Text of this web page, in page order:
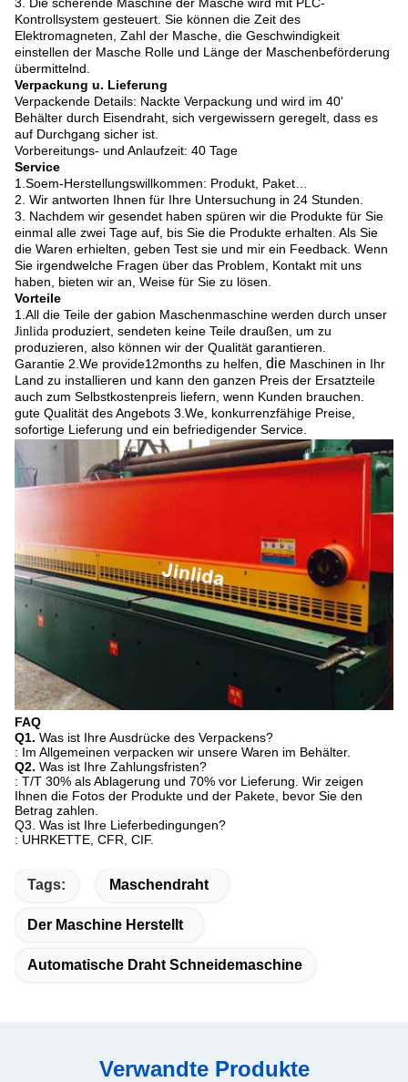
Kontrollsystem gesteuert. Sie können die Zeit des
Elektromagneten, Zahl der Masche, die Geschwindigkeit
einstellen der Masche Rolle und Länge der Maschenbeförderung
übermittelnd.
Verpackung u. Lieferung
Verpackende Details: Nackte Verpackung und wird im 40'
Behälter durch Eisendraht, sich vergewissern geregelt, dass es
auf Durchgang sicher ist.
Vorbereitungs- und Anlaufzeit: 40 Tage
Service
1. Soem-Herstellungswillkommen: Produkt, Paket…
2. Wir antworten Ihnen für Ihre Untersuchung in 24 Stunden.
3. Nachdem wir gesendet haben spüren wir die Produkte für Sie
einmal alle zwei Tage auf, bis Sie die Produkte erhalten. Als Sie
die Waren erhielten, geben Test sie und mir ein Feedback. Wenn
Sie irgendwelche Fragen über das Problem, Kontakt mit uns
haben, bieten wir an, Weise für Sie zu lösen.
Vorteile
1.All die Teile der gabion Maschenmaschine werden durch unser
Jinlida produziert, sendeten keine Teile draußen, um zu
produzieren, also können wir der Qualität garantieren.
Garantie 2.We provide12months zu helfen, die Maschinen in Ihr
Land zu installieren und kann den ganzen Preis der Ersatzteile
auch zum Selbstkostenpreis liefern, wenn Kunden brauchen.
gute Qualität des Angebots 3.We, konkurrenzfähige Preise,
sofortige Lieferung und ein befriedigender Service.
FAQ
Q1. Was ist Ihre Ausdrücke des Verpackens?
: Im Allgemeinen verpacken wir unsere Waren im Behälter.
Q2. Was ist Ihre Zahlungsfristen?
: T/T 30% als Ablagerung und 70% vor Lieferung. Wir zeigen
Ihnen die Fotos der Produkte und der Pakete, bevor Sie den
Betrag zahlen.
Q3. Was ist Ihre Lieferbedingungen?
: UHRKETTE, CFR, CIF.
Tags: Maschendraht
Der Maschine Herstellt
Automatische Draht Schneidemaschine
Verwandte Produkte